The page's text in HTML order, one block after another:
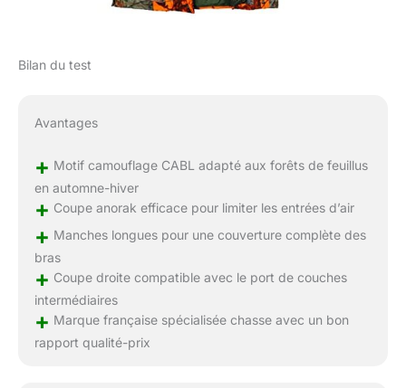
Bilan du test
Avantages
+ Motif camouflage CABL adapté aux forêts de feuillus
en automne-hiver
+ Coupe anorak efficace pour limiter les entrées d’air
+ Manches longues pour une couverture complète des
bras
+ Coupe droite compatible avec le port de couches
intermédiaires
+ Marque française spécialisée chasse avec un bon
rapport qualité-prix